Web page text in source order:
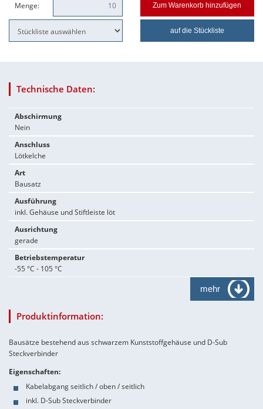
Menge: Zum Warenkorb hinzufügen
auf die Stückliste
Technische Daten:
Abschirmung
Nein
Anschluss
Lötkelche
Art
Bausatz
Ausführung
inkl. Gehäuse und Stiftleiste löt
Ausrichtung
gerade
Betriebstemperatur
-55 °C - 105 °C
mehr
Produktinformation:
Bausätze bestehend aus schwarzem Kunststoffgehäuse und D-Sub
Steckverbinder
Eigenschaften:
Kabelabgang seitlich / oben / seitlich
inkl. D-Sub Steckverbinder